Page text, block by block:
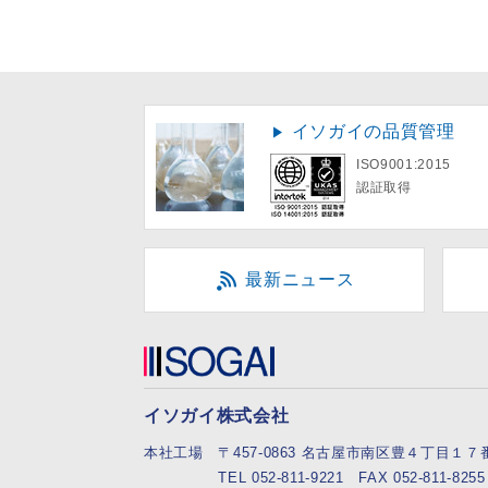
イソガイの品質管理
ISO9001:2015
認証取得
最新ニュース
イソガイ株式会社
本社工場〒457-0863 名古屋市南区豊４丁目１７
TEL 052-811-9221 FAX 052-811-8255